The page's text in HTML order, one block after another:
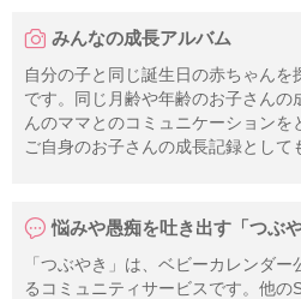
みんなの成長アルバム
自分の子と同じ誕生日の赤ちゃんを
です。同じ月齢や年齢のお子さんの
んのママとのコミュニケーションを
ご自身のお子さんの成長記録として
悩みや愚痴を吐き出す「つぶや
「つぶやき」は、ベビーカレンダ
るコミュニティサービスです。他